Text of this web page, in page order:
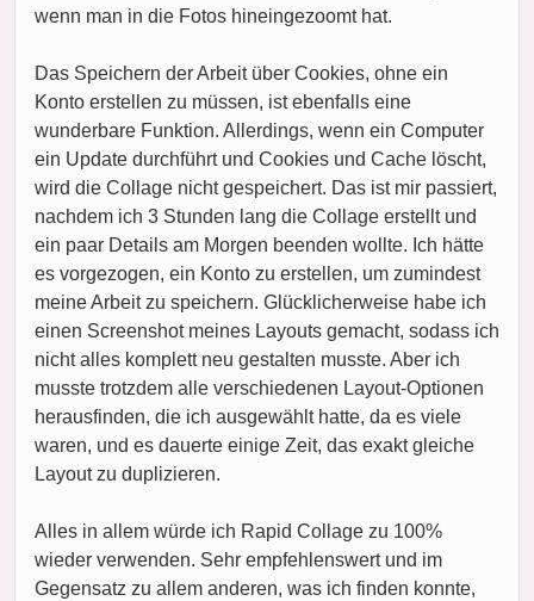
wenn man in die Fotos hineingezoomt hat.
Das Speichern der Arbeit über Cookies, ohne ein
Konto erstellen zu müssen, ist ebenfalls eine
wunderbare Funktion. Allerdings, wenn ein Computer
ein Update durchführt und Cookies und Cache löscht,
wird die Collage nicht gespeichert. Das ist mir passiert,
nachdem ich 3 Stunden lang die Collage erstellt und
ein paar Details am Morgen beenden wollte. Ich hätte
es vorgezogen, ein Konto zu erstellen, um zumindest
meine Arbeit zu speichern. Glücklicherweise habe ich
einen Screenshot meines Layouts gemacht, sodass ich
nicht alles komplett neu gestalten musste. Aber ich
musste trotzdem alle verschiedenen Layout-Optionen
herausfinden, die ich ausgewählt hatte, da es viele
waren, und es dauerte einige Zeit, das exakt gleiche
Layout zu duplizieren.
Alles in allem würde ich Rapid Collage zu 100%
wieder verwenden. Sehr empfehlenswert und im
Gegensatz zu allem anderen, was ich finden konnte,